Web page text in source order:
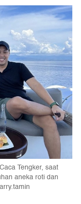
Tengker, saat
aneka roti dan